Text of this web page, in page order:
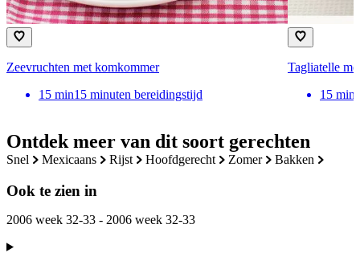
Ontdek meer van dit soort gerechten
snel mexicaans rijst hoofdgerecht zomer bakken
Ook te zien in
2006 week 32-33 - 2006 week 32-33
Zeevruchten met komkommer
15 min15 minuten bereidingstijd
Tagliatelle
15 min